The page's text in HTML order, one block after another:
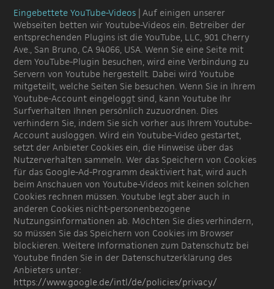
Eingebettete YouTube-Videos | Auf einigen unserer
Webseiten betten wir Youtube-Videos ein. Betreiber der
entsprechenden Plugins ist die YouTube, LLC, 901 Cherry
Ave., San Bruno, CA 94066, USA. Wenn Sie eine Seite mit
dem YouTube-Plugin besuchen, wird eine Verbindung zu
Servern von Youtube hergestellt. Dabei wird Youtube
mitgeteilt, welche Seiten Sie besuchen. Wenn Sie in Ihrem
Youtube-Account eingeloggt sind, kann Youtube Ihr
Surfverhalten Ihnen persönlich zuzuordnen. Dies
verhindern Sie, indem Sie sich vorher aus Ihrem Youtube-
Account ausloggen. Wird ein Youtube-Video gestartet,
setzt der Anbieter Cookies ein, die Hinweise über das
Nutzerverhalten sammeln. Wer das Speichern von Cookies
für das Google-Ad-Programm deaktiviert hat, wird auch
beim Anschauen von Youtube-Videos mit keinen solchen
Cookies rechnen müssen. Youtube legt aber auch in
anderen Cookies nicht-personenbezogene
Nutzungsinformationen ab. Möchten Sie dies verhindern,
so müssen Sie das Speichern von Cookies im Browser
blockieren. Weitere Informationen zum Datenschutz bei
Youtube finden Sie in der Datenschutzerklärung des
Anbieters unter:
https://www.google.de/intl/de/policies/privacy/